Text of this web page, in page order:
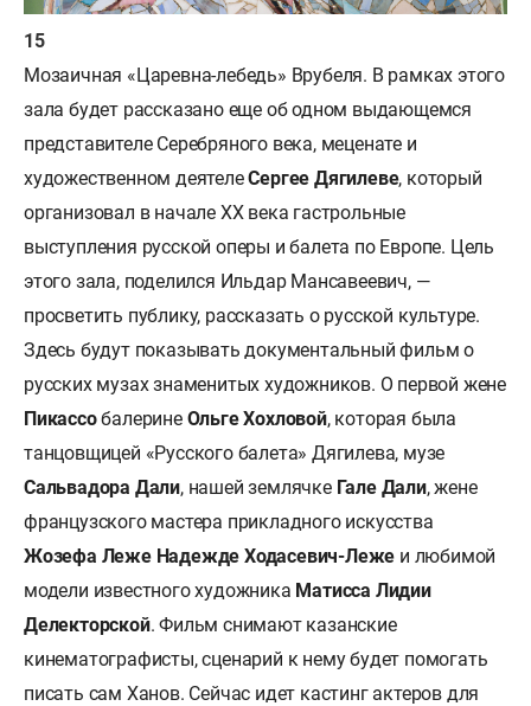
Мозаичная «Царевна-лебедь» Врубеля. В рамках этого
зала будет рассказано еще об одном выдающемся
представителе Серебряного века, меценате и
художественном деятелеСергее Дягилеве, который
организовал в начале ХХ века гастрольные
выступления русской оперы и балета по Европе. Цель
этого зала, поделился Ильдар Мансавеевич, —
просветить публику, рассказать о русской культуре.
Здесь будут показывать документальный фильм о
русских музах знаменитых художников. О первой жене
Пикассобалерине Ольге Хохловой, которая была
танцовщицей «Русского балета» Дягилева, музе
Сальвадора Дали, нашей землячке Гале Дали, жене
французского мастера прикладного искусства
Жозефа Леже Надежде Ходасевич-Леже и любимой
модели известного художника Матисса Лидии
Делекторской. Фильм снимают казанские
кинематографисты, сценарий к нему будет помогать
писать сам Ханов. Сейчас идет кастинг актеров для